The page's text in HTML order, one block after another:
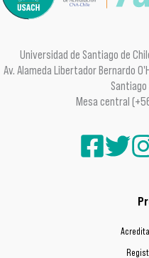
Universidad de Santiago de
Av. Alameda Libertador Bernardo
Santiago
Mesa central